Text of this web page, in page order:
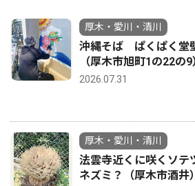
厚木・愛川・清川
沖縄そば ぱくぱく堂
（厚木市旭町1の22
2026.07.31
厚木・愛川・清川
法雲寺近くに咲くソテ
ネズミ？（厚木市酒